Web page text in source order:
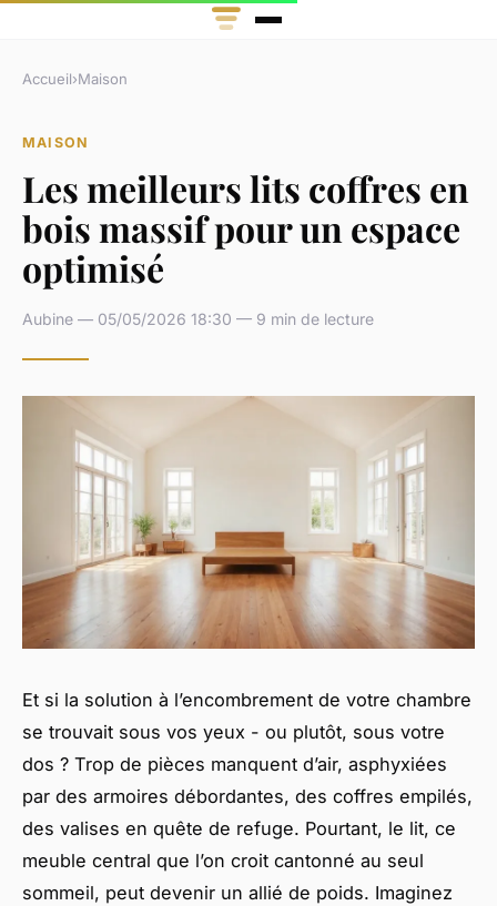
Accueil›Maison
MAISON
Les meilleurs lits coffres en
bois massif pour un espace
optimisé
Aubine — 05/05/2026 18:30 — 9 min de lecture
Et si la solution à l’encombrement de votre chambre
se trouvait sous vos yeux - ou plutôt, sous votre
dos ? Trop de pièces manquent d’air, asphyxiées
par des armoires débordantes, des coffres empilés,
des valises en quête de refuge. Pourtant, le lit, ce
meuble central que l’on croit cantonné au seul
sommeil, peut devenir un allié de poids. Imaginez